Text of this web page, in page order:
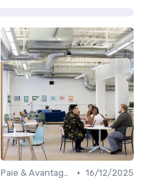
Paie & Avantages • 16/12/2025